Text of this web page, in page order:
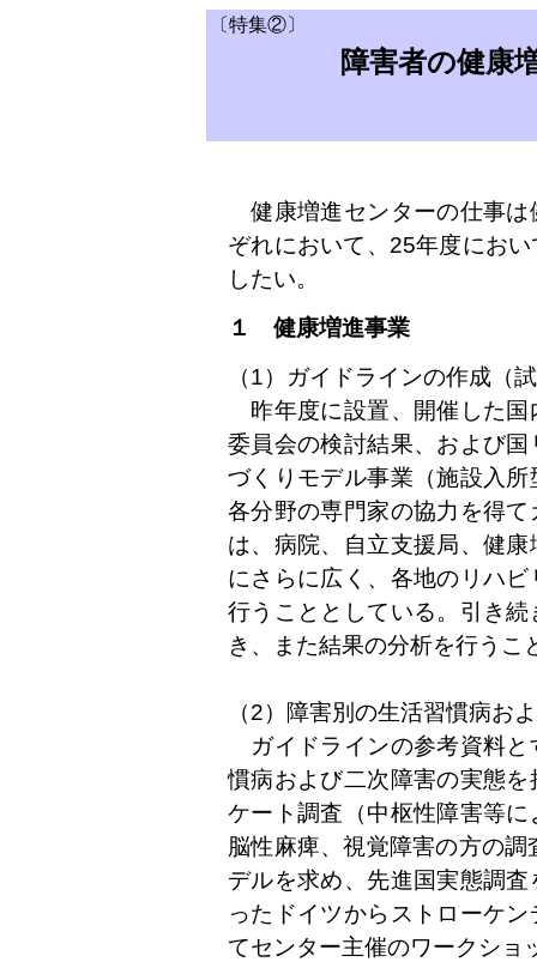
〔特集②〕
障害者の健康
健康増進センターの仕事は
ぞれにおいて、25年度にお
したい。
１ 健康増進事業
（1）ガイドラインの作成（
昨年度に設置、開催した国
委員会の検討結果、および
づくりモデル事業（施設入
各分野の専門家の協力を得
は、病院、自立支援局、健
にさらに広く、各地のリハ
行うこととしている。引き
き、また結果の分析を行うこ
（2）障害別の生活習慣病お
ガイドラインの参考資料と
慣病および二次障害の実態
ケート調査（中枢性障害等
脳性麻痺、視覚障害の方の
デルを求め、先進国実態調
ったドイツからストローケ
てセンター主催のワークショ